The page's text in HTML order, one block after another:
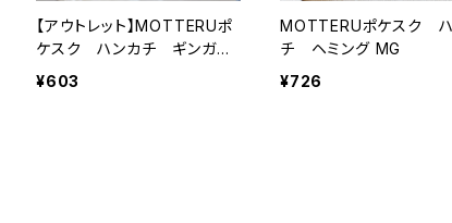
【アウトレット】MOTTERUポ
ケスク ハンカチ ギンガム
チェック MG
¥603
MOTTERUポケスク
チ ヘミング MG
¥726